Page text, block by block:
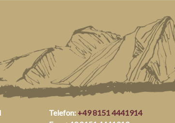
Telefon: +49 8151 4441914